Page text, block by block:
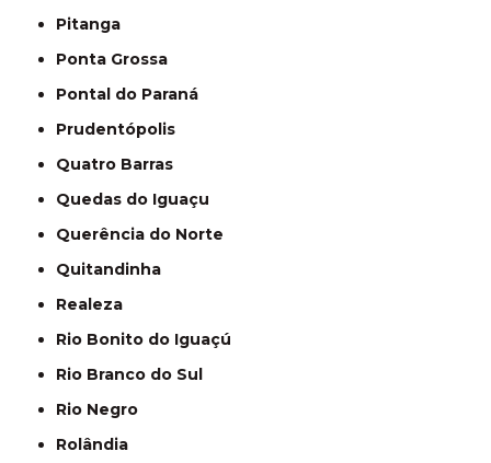
Pitanga
Ponta Grossa
Pontal do Paraná
Prudentópolis
Quatro Barras
Quedas do Iguaçu
Querência do Norte
Quitandinha
Realeza
Rio Bonito do Iguaçú
Rio Branco do Sul
Rio Negro
Rolândia